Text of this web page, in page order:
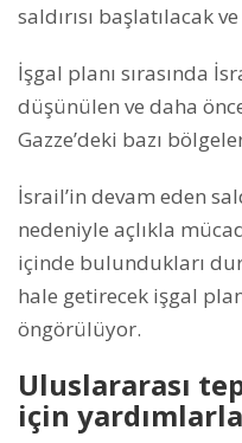
saldırısı başlatılacak
İşgal planı sırasında
düşünülen ve daha
Gazze’deki bazı
İsrail’in devam eden
nedeniyle açlıkla
içinde bulundukları
hale getirecek işgal
öngörülüyor.
Uluslararası
için